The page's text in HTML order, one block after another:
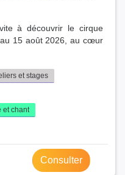
à découvrir le cirque
15 août 2026, au cœur
et stages
et chant
Consulter